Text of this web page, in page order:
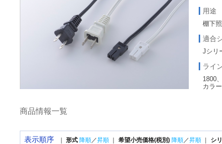
用途
棚下
適合
Jシリ
ライ
1800
カラ
商品情報一覧
表示順序 形式 降順／昇順 希望小売価格(税別) 降順／昇順 シ